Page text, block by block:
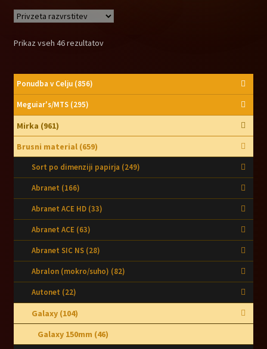
Prikaz vseh 46 rezultatov
Ponudba v Celju (856)
Meguiar's/MTS (295)
Mirka (961)
Brusni material (659)
Sort po dimenziji papirja (249)
Abranet (166)
Abranet ACE HD (33)
Abranet ACE (63)
Abranet SIC NS (28)
Abralon (mokro/suho) (82)
Autonet (22)
Galaxy (104)
Galaxy 150mm (46)